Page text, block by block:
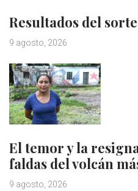
Resultados del
9 agosto, 2026
El temor y la
faldas del volcán
9 agosto, 2026